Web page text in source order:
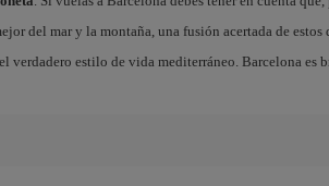
del mar y la montaña, una fusión acertada de
verdadero estilo de vida mediterráneo. Barcelona es